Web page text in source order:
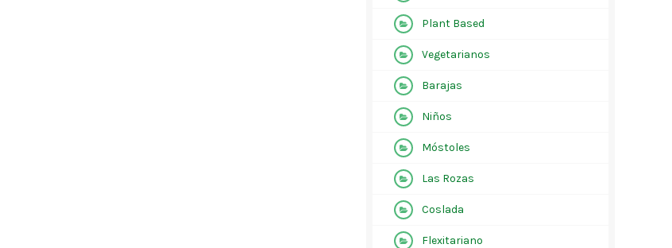
Plant Based
Vegetarianos
Barajas
Niños
Móstoles
Las Rozas
Coslada
Flexitariano